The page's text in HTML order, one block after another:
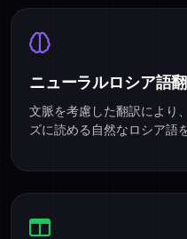
ニューラルロシア語
文脈を考慮した翻訳により
ズに読める自然なロシア語